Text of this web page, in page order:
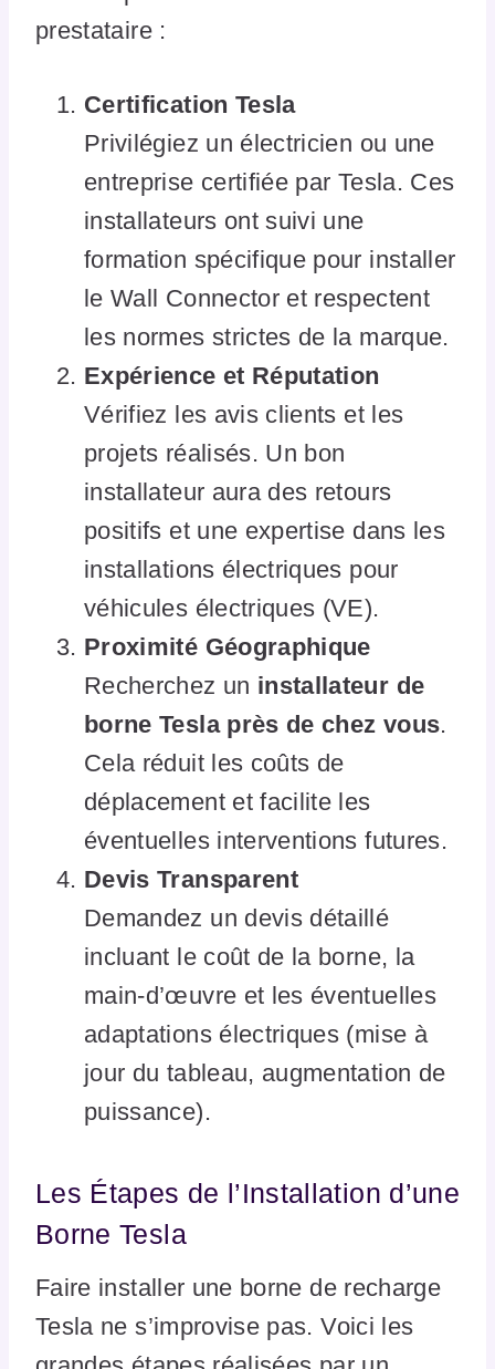
prestataire :
Certification Tesla
Privilégiez un électricien ou une
entreprise certifiée par Tesla. Ces
installateurs ont suivi une
formation spécifique pour installer
le Wall Connector et respectent
les normes strictes de la marque.
Expérience et Réputation
Vérifiez les avis clients et les
projets réalisés. Un bon
installateur aura des retours
positifs et une expertise dans les
installations électriques pour
véhicules électriques (VE).
Proximité Géographique
Recherchez un installateur de
borne Tesla près de chez vous.
Cela réduit les coûts de
déplacement et facilite les
éventuelles interventions futures.
Devis Transparent
Demandez un devis détaillé
incluant le coût de la borne, la
main-d’œuvre et les éventuelles
adaptations électriques (mise à
jour du tableau, augmentation de
puissance).
Les Étapes de l’Installation d’une
Borne Tesla
Faire installer une borne de recharge
Tesla ne s’improvise pas. Voici les